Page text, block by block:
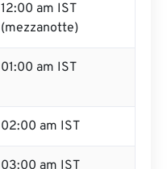
12:00 am IST
(mezzanotte)
01:00 am IST
02:00 am IST
03:00 am IST